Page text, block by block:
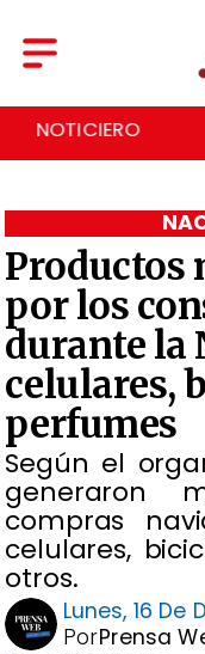
NOTICIERO
Productos
por los
durante la
celulares,
perfumes
Según el
generaron
compras
celulares,
otros.
Lunes, 16 De
Prensa
Por